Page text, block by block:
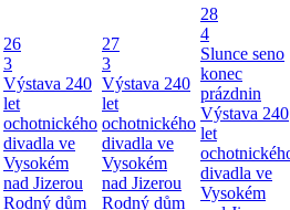
26
3
Výstava 240
let
ochotnického
divadla ve
Vysokém
nad Jizerou
Rodný dům
27
3
Výstava 240
let
ochotnického
divadla ve
Vysokém
nad Jizerou
Rodný dům
28
4
Slunce seno
konec
prázdnin
Výstava 240
let
divadla ve
Vysokém